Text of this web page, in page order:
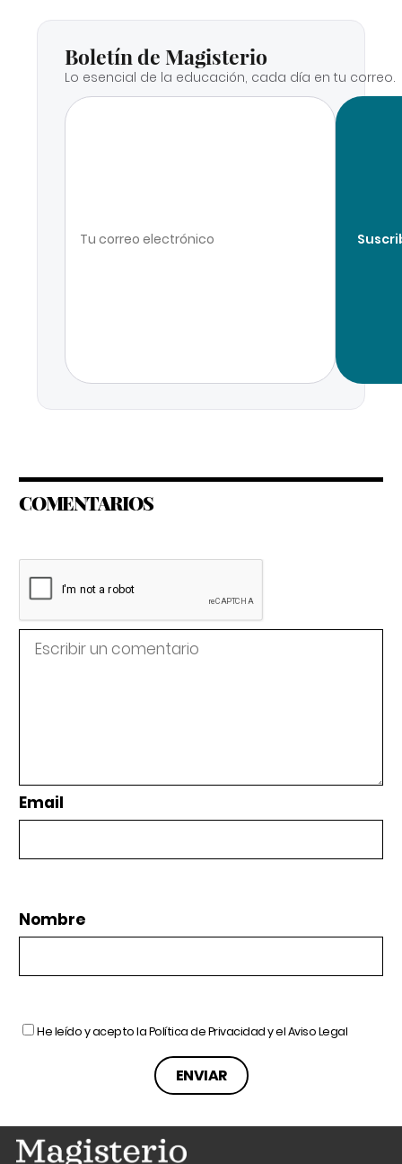
Boletín de Magisterio
Lo esencial de la educación, cada día en tu correo.
COMENTARIOS
Email
Nombre
He leído y acepto laPolítica de Privacidady elAviso Legal